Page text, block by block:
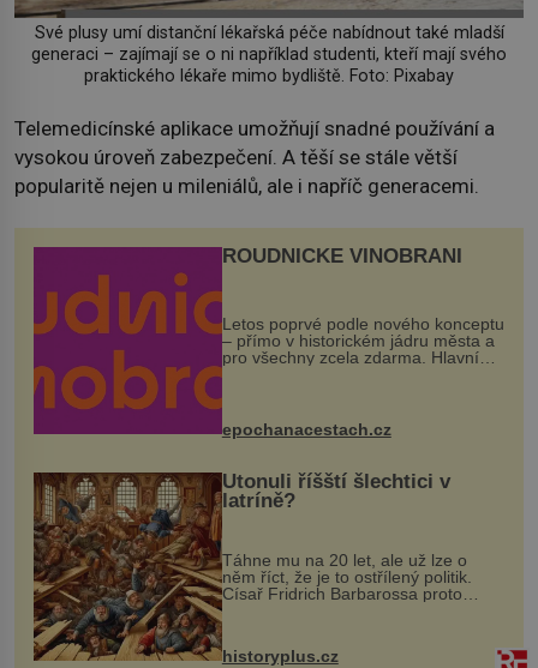
Své plusy umí distanční lékařská péče nabídnout také mladší
generaci – zajímají se o ni například studenti, kteří mají svého
praktického lékaře mimo bydliště. Foto: Pixabay
Telemedicínské aplikace umožňují snadné používání a
vysokou úroveň zabezpečení. A těší se stále větší
popularitě nejen u mileniálů, ale i napříč generacemi.
ROUDNICKÉ VINOBRANÍ
Letos poprvé podle nového konceptu
– přímo v historickém jádru města a
pro všechny zcela zdarma. Hlavní
program se odehraje na Karlově a
mohou těšit na víno, burčák, pes...
epochanacestach.cz
Utonuli říšští šlechtici v
latríně?
Táhne mu na 20 let, ale už lze o
něm říct, že je to ostřílený politik.
Císař Fridrich Barbarossa proto
posílá svého syna a dědice Jindřicha
VI. do Erfurtu, aby se stal
prostředníkem při řešení sporu m...
historyplus.cz